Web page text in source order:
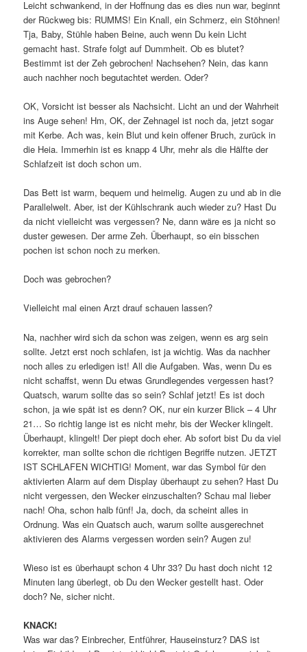
Leicht schwankend, in der Hoffnung das es dies nun war, beginnt
der Rückweg bis: RUMMS! Ein Knall, ein Schmerz, ein Stöhnen!
Tja, Baby, Stühle haben Beine, auch wenn Du kein Licht
gemacht hast. Strafe folgt auf Dummheit. Ob es blutet?
Bestimmt ist der Zeh gebrochen! Nachsehen? Nein, das kann
auch nachher noch begutachtet werden. Oder?
OK, Vorsicht ist besser als Nachsicht. Licht an und der Wahrheit
ins Auge sehen! Hm, OK, der Zehnagel ist noch da, jetzt sogar
mit Kerbe. Ach was, kein Blut und kein offener Bruch, zurück in
die Heia. Immerhin ist es knapp 4 Uhr, mehr als die Hälfte der
Schlafzeit ist doch schon um.
Das Bett ist warm, bequem und heimelig. Augen zu und ab in die
Parallelwelt. Aber, ist der Kühlschrank auch wieder zu? Hast Du
da nicht vielleicht was vergessen? Ne, dann wäre es ja nicht so
duster gewesen. Der arme Zeh. Überhaupt, so ein bisschen
pochen ist schon noch zu merken.
Doch was gebrochen?
Vielleicht mal einen Arzt drauf schauen lassen?
Na, nachher wird sich da schon was zeigen, wenn es arg sein
sollte. Jetzt erst noch schlafen, ist ja wichtig. Was da nachher
noch alles zu erledigen ist! All die Aufgaben. Was, wenn Du es
nicht schaffst, wenn Du etwas Grundlegendes vergessen hast?
Quatsch, warum sollte das so sein? Schlaf jetzt! Es ist doch
schon, ja wie spät ist es denn? OK, nur ein kurzer Blick – 4 Uhr
21… So richtig lange ist es nicht mehr, bis der Wecker klingelt.
Überhaupt, klingelt! Der piept doch eher. Ab sofort bist Du da viel
korrekter, man sollte schon die richtigen Begriffe nutzen. JETZT
IST SCHLAFEN WICHTIG! Moment, war das Symbol für den
aktivierten Alarm auf dem Display überhaupt zu sehen? Hast Du
nicht vergessen, den Wecker einzuschalten? Schau mal lieber
nach! Oha, schon halb fünf! Ja, doch, da scheint alles in
Ordnung. Was ein Quatsch auch, warum sollte ausgerechnet
aktivieren des Alarms vergessen worden sein? Augen zu!
Wieso ist es überhaupt schon 4 Uhr 33? Du hast doch nicht 12
Minuten lang überlegt, ob Du den Wecker gestellt hast. Oder
doch? Ne, sicher nicht.
KNACK!
Was war das? Einbrecher, Entführer, Hauseinsturz? DAS ist